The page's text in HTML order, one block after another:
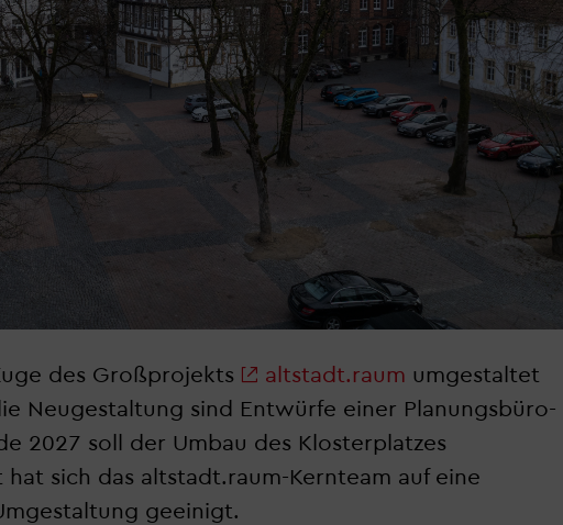
des Großprojekts altstadt.raum umgestaltet
Neugestaltung sind Entwürfe einer Planungsbüro-
2027 soll der Umbau des Klosterplatzes
hat sich das altstadt.raum-Kernteam auf eine
geeinigt.